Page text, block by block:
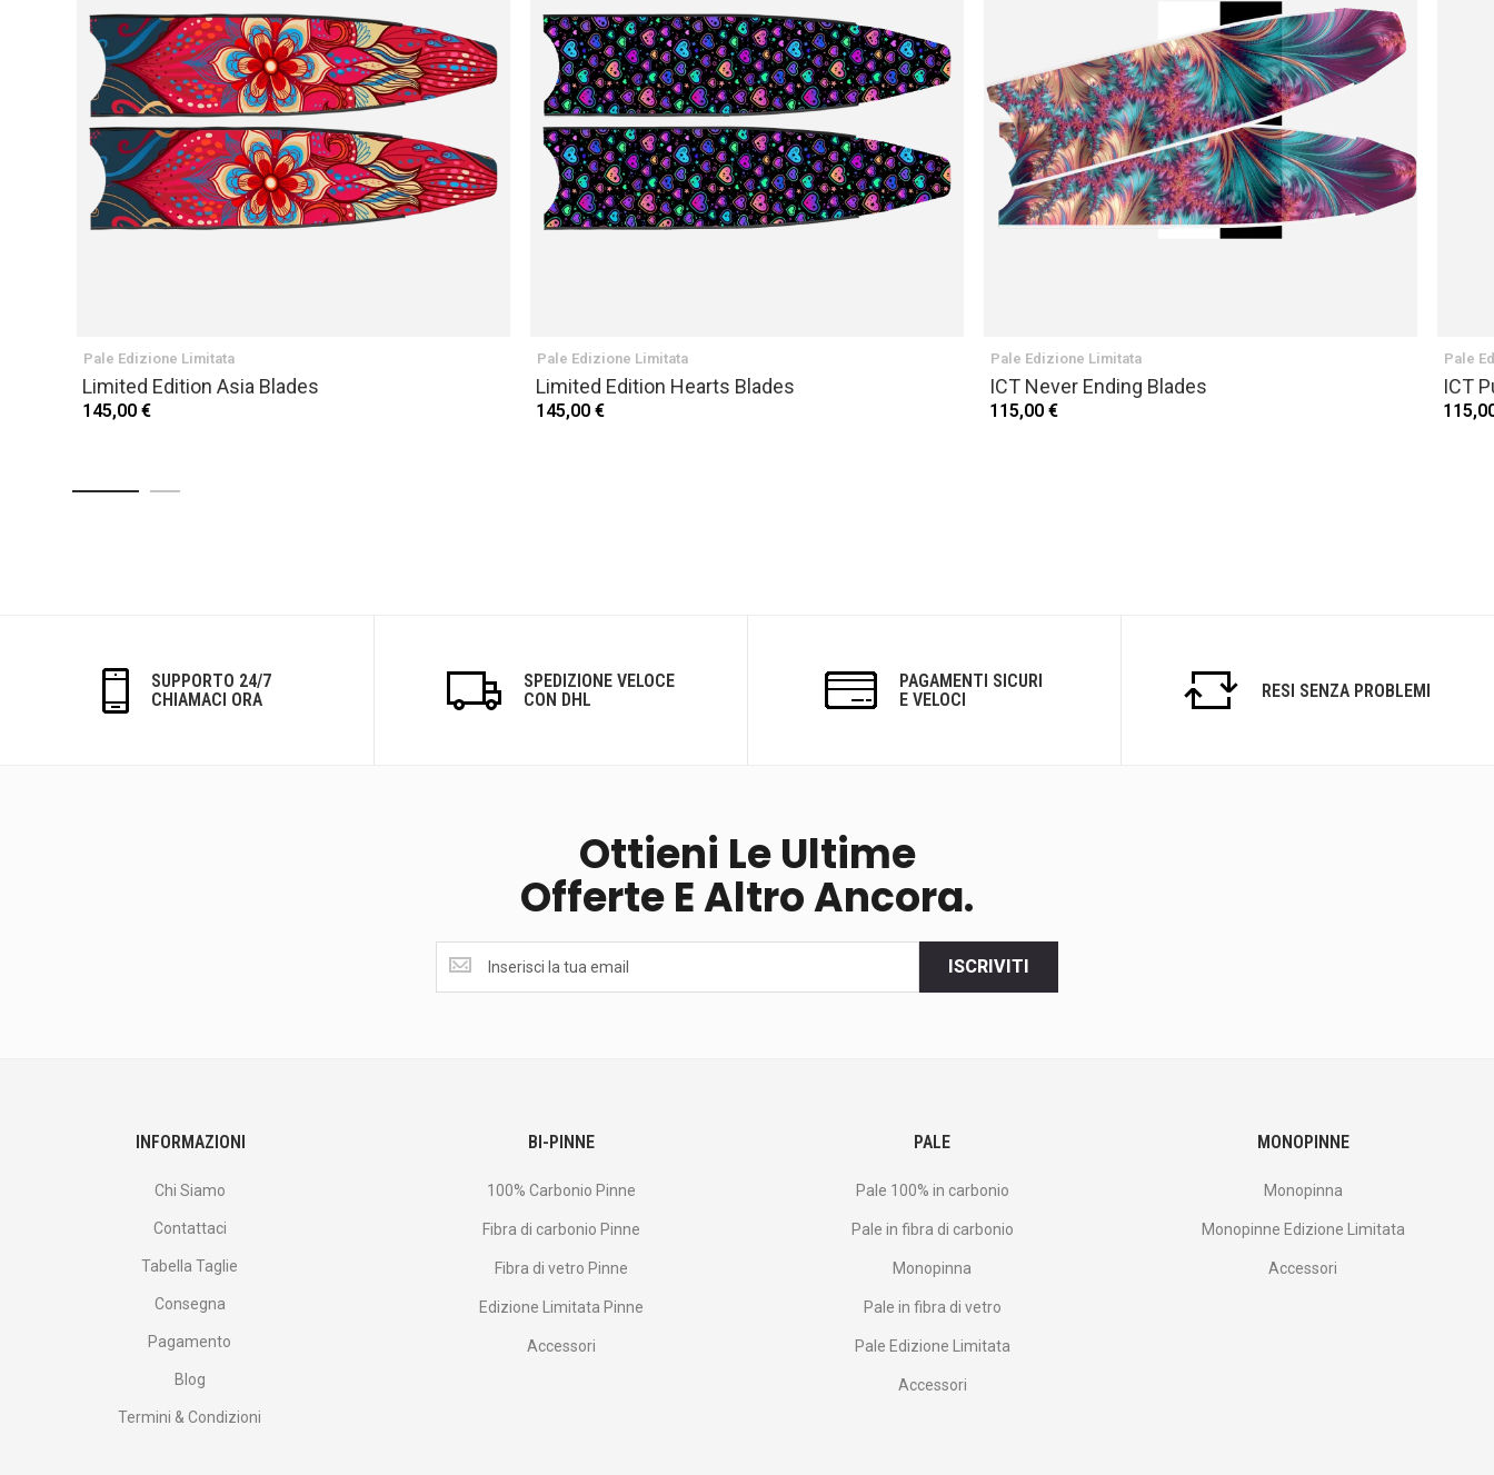
Pale Edizione Limitata
Limited Edition Asia Blades
145,00 €
Pale Edizione Limitata
Limited Edition Hearts Blades
145,00 €
Pale Edizione Limitata
ICT Never Ending Blades
115,00 €
Pale
ICT
SUPPORTO 24/7
CHIAMACI ORA
SPEDIZIONE VELOCE
CON DHL
PAGAMENTI SICURI
E VELOCI
RESI SENZA PROBLEMI
Ottieni Le Ultime
Offerte E Altro Ancora.
ultime
ISCRIVITI
INFORMAZIONI
Chi Siamo
Contattaci
Tabella Taglie
Consegna
Pagamento
Blog
Termini & Condizioni
BI-PINNE
100% Carbonio Pinne
Fibra di carbonio Pinne
Fibra di vetro Pinne
Edizione Limitata Pinne
Accessori
PALE
Pale 100% in carbonio
Pale in fibra di carbonio
Monopinna
Pale in fibra di vetro
Pale Edizione Limitata
Accessori
MONOPINNE
Monopinna
Monopinne Edizione Limitata
Accessori